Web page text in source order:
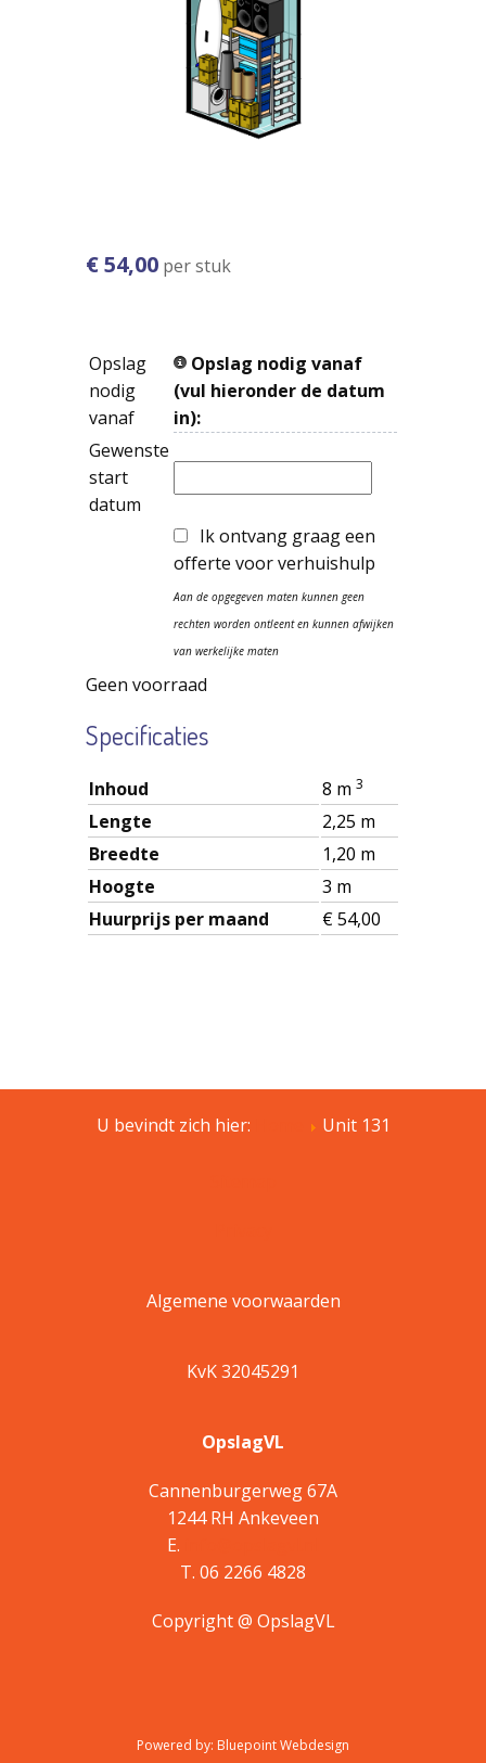
€ 54,00 per stuk
Opslag
nodig
vanaf
Opslag nodig vanaf
(vul hieronder de datum
in):
Gewenste
start
datum
Ik ontvang graag een
offerte voor verhuishulp
Aan de opgegeven maten kunnen geen
rechten worden ontleent en kunnen afwijken
van werkelijke maten
Geen voorraad
Specificaties
Inhoud 8 m 3
Lengte
2,25 m
Breedte
1,20 m
Hoogte
3 m
Huurprijs per maand
€ 54,00
U bevindt zich hier: Unit 131
Algemene voorwaarden
KvK 32045291
Copyright @ OpslagVL
Powered by: Bluepoint Webdesign
OpslagVL
Cannenburgerweg 67A
1244 RH Ankeveen
E.
T. 06 2266 4828